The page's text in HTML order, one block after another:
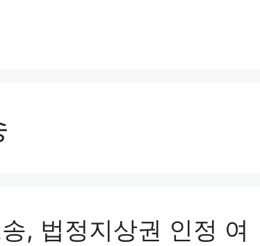
, 법정지상권 인정 여